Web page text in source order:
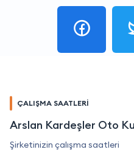
ÇALIŞMA SAATLERİ
Arslan Kardeşler Oto
Şirketinizin çalışma saatleri